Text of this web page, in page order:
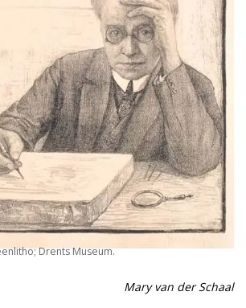
Drents Museum.
Mary van der Schaal